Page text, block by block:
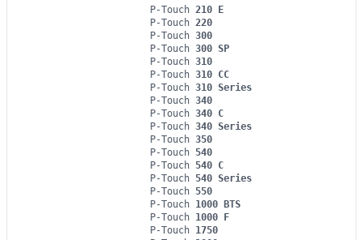
P-Touch 210 E
P-Touch 220
P-Touch 300
P-Touch 300 SP
P-Touch 310
P-Touch 310 CC
P-Touch 310 Series
P-Touch 340
P-Touch 340 C
P-Touch 340 Series
P-Touch 350
P-Touch 540
P-Touch 540 C
P-Touch 540 Series
P-Touch 550
P-Touch 1000 BTS
P-Touch 1000 F
P-Touch 1750